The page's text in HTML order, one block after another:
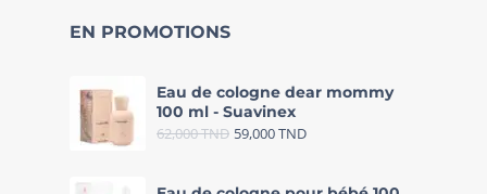
EN PROMOTIONS
Eau de cologne dear mommy
100 ml - Suavinex
62,000TND 59,000TND